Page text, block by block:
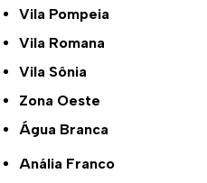
Vila Pompeia
Vila Romana
Vila Sônia
Zona Oeste
Água Branca
Anália Franco